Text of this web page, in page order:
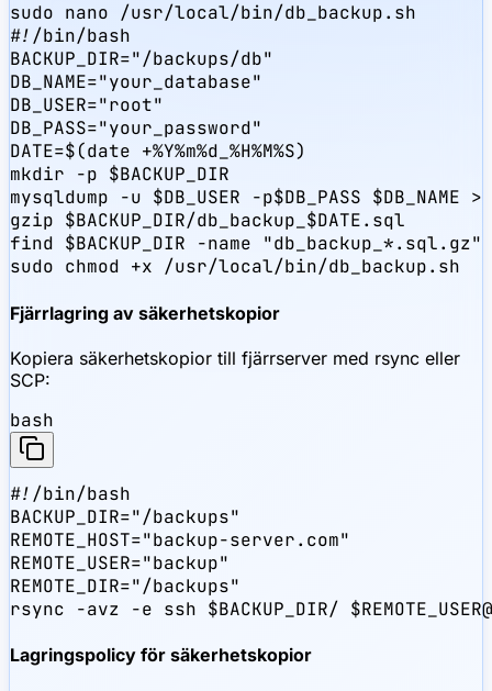
sudo nano /usr/local/bin/db_backup.sh
#!/bin/bash
BACKUP_DIR="/backups/db"
DB_NAME="your_database"
DB_USER="root"
DB_PASS="your_password"
DATE=$(date +%Y%m%d_%H%M%S)
mkdir -p $BACKUP_DIR
mysqldump -u $DB_USER -p$DB_PASS $DB_NAME
gzip $BACKUP_DIR/db_backup_$DATE.sql
find $BACKUP_DIR -name
sudo chmod +x /usr/local/bin/db_backup.sh
Fjärrlagring av säkerhetskopior
Kopiera säkerhetskopior till fjärrserver med rsync eller
SCP:
bash
#!/bin/bash
BACKUP_DIR="/backups"
REMOTE_HOST="backup-server.com"
REMOTE_USER="backup"
REMOTE_DIR="/backups"
rsync -avz -e ssh $BACKUP_DIR/
Lagringspolicy för säkerhetskopior